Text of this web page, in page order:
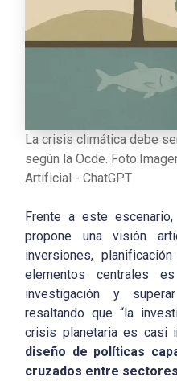
La crisis climática debe
según la Ocde.
Artificial - ChatGPT
Frente a este
propone una visión
inversiones,
elementos centrales
investigación y
resaltando que “la
crisis planetaria es casi
diseño de políticas
cruzados entre